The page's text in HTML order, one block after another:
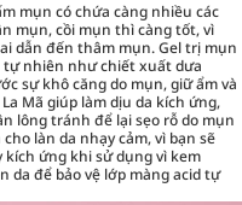
mụn có chứa càng nhiều các
mụn, cồi mụn thì càng tốt, vì
dẫn đến thâm mụn. Gel trị mụn
tự nhiên như chiết xuất dưa
sự khô căng do mụn, giữ ẩm và
Mã giúp làm dịu da kích ứng,
lông tránh để lại sẹo rỗ do mụn
làn da nhạy cảm, vì bạn sẽ
ứng khi sử dụng vì kem
da để bảo vệ lớp màng acid tự